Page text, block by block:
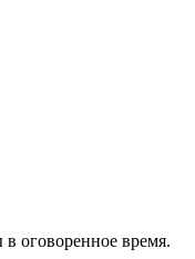
оговоренное время.